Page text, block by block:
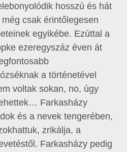
hosszú és hát
csak érintőlegesen
egyikébe. Ezúttal a
ezeregyszáz éven át
a történetével
voltak sokan, no, úgy
Farkasházy
és a nevek tengerében,
zrikálja, a
Farkasházy pedig